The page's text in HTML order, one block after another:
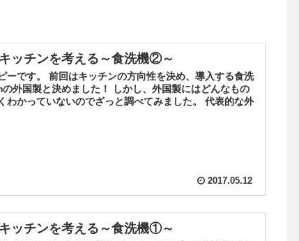
ッチンを考える～食洗機②～
ーです。 前回はキッチンの方向性を決め、導入する食洗
外国製と決めました！ しかし、外国製にはどんなもの
わかっていないのでざっと調べてみました。 代表的な外
2017.05.12
ッチンを考える～食洗機①～